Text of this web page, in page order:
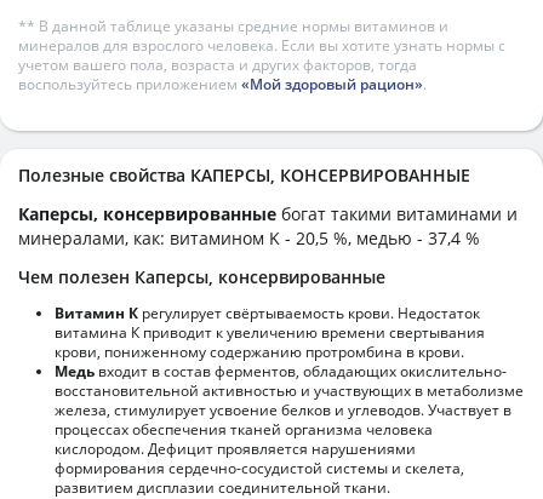
** В данной таблице указаны средние нормы витаминов и
минералов для взрослого человека. Если вы хотите узнать нормы с
учетом вашего пола, возраста и других факторов, тогда
воспользуйтесь приложением «Мой здоровый рацион».
Полезные свойства КАПЕРСЫ, КОНСЕРВИРОВАННЫЕ
Каперсы, консервированные богат такими витаминами и
минералами, как: витамином K - 20,5 %, медью - 37,4 %
Чем полезен Каперсы, консервированные
Витамин К регулирует свёртываемость крови. Недостаток
витамина К приводит к увеличению времени свертывания
крови, пониженному содержанию протромбина в крови.
Медь входит в состав ферментов, обладающих окислительно-
восстановительной активностью и участвующих в метаболизме
железа, стимулирует усвоение белков и углеводов. Участвует в
процессах обеспечения тканей организма человека
кислородом. Дефицит проявляется нарушениями
формирования сердечно-сосудистой системы и скелета,
развитием дисплазии соединительной ткани.